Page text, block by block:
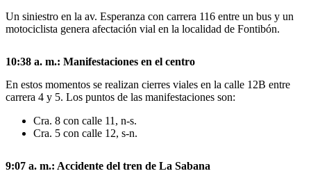
Un siniestro en la av. Esperanza con carrera 116 entre un bus y un
motociclista genera afectación vial en la localidad de Fontibón.
10:38 a. m.: Manifestaciones en el centro
En estos momentos se realizan cierres viales en la calle 12B entre
carrera 4 y 5. Los puntos de las manifestaciones son:
Cra. 8 con calle 11, n-s.
Cra. 5 con calle 12, s-n.
9:07 a. m.: Accidente del tren de La Sabana